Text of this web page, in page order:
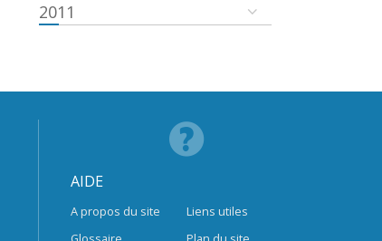
2011
AIDE
A propos du site
Liens utiles